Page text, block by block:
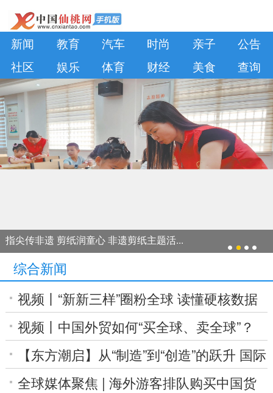
新闻 教育 汽车 时尚 亲子
公告
社区
娱乐 体育 财经 美食 查询
指尖传非遗 剪纸润童心 非遗剪纸主题活...
综合新闻
视频丨“新新三样”圈粉全球 读懂硬核数据
背后的中国底气
视频丨中国外贸如何“买全球、卖全球”？
三组数据说清楚
【东方潮启】从“制造”到“创造”的跃升 国际
人士热议中国发展新动能
全球媒体聚焦 | 海外游客排队购买中国货